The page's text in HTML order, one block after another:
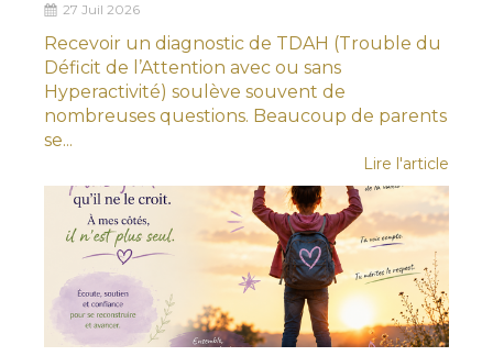
27 Juil 2026
Recevoir un diagnostic de TDAH (Trouble du
Déficit de l’Attention avec ou sans
Hyperactivité) soulève souvent de
nombreuses questions. Beaucoup de parents
se...
Lire l'article